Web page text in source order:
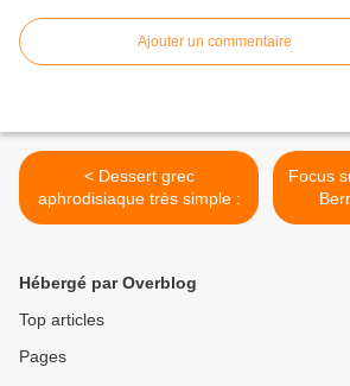
Ajouter un commentaire
< Dessert grec
aphrodisiaque très simple :
Focus
Hébergé par Overblog
Top articles
Pages